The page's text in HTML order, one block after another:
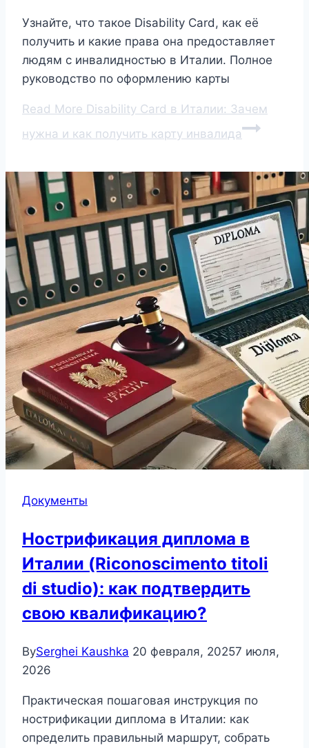
Узнайте, что такое Disability Card, как её
получить и какие права она предоставляет
людям с инвалидностью в Италии. Полное
руководство по оформлению карты
Read More Disability Card в Италии: Зачем
нужна и как получить карту инвалида
Документы
Нострификация диплома в
Италии (Riconoscimento titoli
di studio): как подтвердить
свою квалификацию?
BySerghei Kaushka 20 февраля, 20257 июля,
2026
Практическая пошаговая инструкция по
нострификации диплома в Италии: как
определить правильный маршрут, собрать